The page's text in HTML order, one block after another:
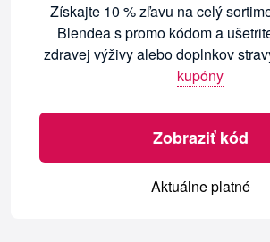
Získajte 10 % zľavu na celý
Blendea s promo kódom a
zdravej výživy alebo doplnkov
kupóny
Zobraziť kód
Aktuálne platné